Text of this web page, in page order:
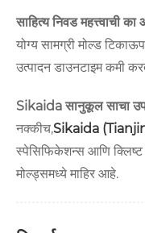
साहित्य निवड महत्त्वाची
योग्य सामग्री मोल्ड
उत्पादन डाउनटाइम कमी
Sikaida सानुकूल साचा
नक्कीच,Sikaida
स्पेसिफिकेशन्स आणि क्लिष्ट
मोल्ड्समध्ये माहिर आहे.